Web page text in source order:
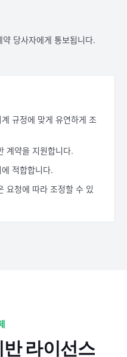
당사자에게 통보됩니다.
규정에 맞게 유연하게 조
계약을 지원합니다.
적합합니다.
요청에 따라 조정할 수 있
라이선스